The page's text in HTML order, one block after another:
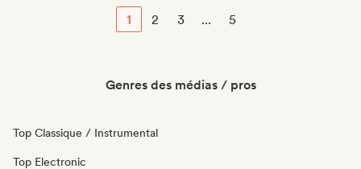
1 2 3 ... 5
Genres des médias / pros
Top Classique / Instrumental
Top Electronic